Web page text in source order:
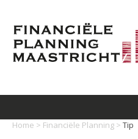
Home > Financiële Planning > Tip